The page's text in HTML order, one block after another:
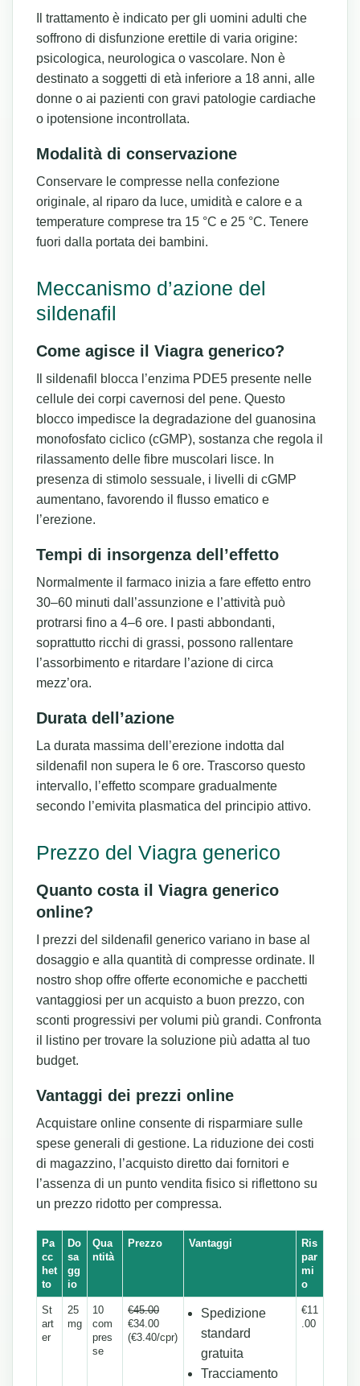
Il trattamento è indicato per gli uomini adulti che
soffrono di disfunzione erettile di varia origine:
psicologica, neurologica o vascolare. Non è
destinato a soggetti di età inferiore a 18 anni, alle
donne o ai pazienti con gravi patologie cardiache
o ipotensione incontrollata.
Modalità di conservazione
Conservare le compresse nella confezione
originale, al riparo da luce, umidità e calore e a
temperature comprese tra 15 °C e 25 °C. Tenere
fuori dalla portata dei bambini.
Meccanismo d’azione del
sildenafil
Come agisce il Viagra generico?
Il sildenafil blocca l’enzima PDE5 presente nelle
cellule dei corpi cavernosi del pene. Questo
blocco impedisce la degradazione del guanosina
monofosfato ciclico (cGMP), sostanza che regola il
rilassamento delle fibre muscolari lisce. In
presenza di stimolo sessuale, i livelli di cGMP
aumentano, favorendo il flusso ematico e
l’erezione.
Tempi di insorgenza dell’effetto
Normalmente il farmaco inizia a fare effetto entro
30–60 minuti dall’assunzione e l’attività può
protrarsi fino a 4–6 ore. I pasti abbondanti,
soprattutto ricchi di grassi, possono rallentare
l’assorbimento e ritardare l’azione di circa
mezz’ora.
Durata dell’azione
La durata massima dell’erezione indotta dal
sildenafil non supera le 6 ore. Trascorso questo
intervallo, l’effetto scompare gradualmente
secondo l’emivita plasmatica del principio attivo.
Prezzo del Viagra generico
Quanto costa il Viagra generico
online?
I prezzi del sildenafil generico variano in base al
dosaggio e alla quantità di compresse ordinate. Il
nostro shop offre offerte economiche e pacchetti
vantaggiosi per un acquisto a buon prezzo, con
sconti progressivi per volumi più grandi. Confronta
il listino per trovare la soluzione più adatta al tuo
budget.
Vantaggi dei prezzi online
Acquistare online consente di risparmiare sulle
spese generali di gestione. La riduzione dei costi
di magazzino, l’acquisto diretto dai fornitori e
l’assenza di un punto vendita fisico si riflettono su
un prezzo ridotto per compressa.
Pa
cc
het
to
Do
sa
gg
io
Qua
ntità
Prezzo Vantaggi
Ris
par
mi
o
St
art
er
25
mg
10
com
pres
se
€45.00
€34.00
(€3.40/cpr)
Spedizione
standard
gratuita
Tracciamento
€11
.00